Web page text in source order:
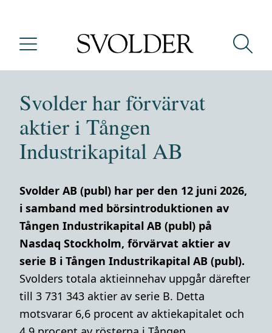
Svolder har förvärvat
aktier i Tången
Industrikapital AB
Svolder AB (publ) har per den 12 juni 2026,
i samband med börsintroduktionen av
Tången Industrikapital AB (publ) på
Nasdaq Stockholm, förvärvat aktier av
serie B i Tången Industrikapital AB (publ).
Svolders totala aktieinnehav uppgår därefter
till 3 731 343 aktier av serie B. Detta
motsvarar 6,6 procent av aktiekapitalet och